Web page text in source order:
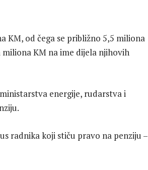
KM, od čega se približno 5,5 miliona
miliona KM na ime dijela njihovih
energije, rudarstva i
radnika koji stiču pravo na penziju –